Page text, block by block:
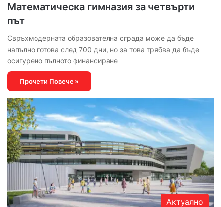
Математическа гимназия за четвърти
път
Свръхмодерната образователна сграда може да бъде
напълно готова след 700 дни, но за това трябва да бъде
осигурено пълното финансиране
Прочети Повече »
Актуално